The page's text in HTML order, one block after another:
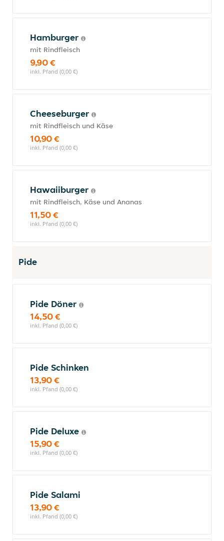
Hamburger
mit Rindfleisch
9,90 €
inkl. Pfand (0,00 €)
Cheeseburger
mit Rindfleisch und Käse
10,90 €
inkl. Pfand (0,00 €)
Hawaiiburger
mit Rindfleisch, Käse und Ananas
11,50 €
inkl. Pfand (0,00 €)
Pide
Pide Döner
14,50 €
inkl. Pfand (0,00 €)
Pide Schinken
13,90 €
inkl. Pfand (0,00 €)
Pide Deluxe
15,90 €
inkl. Pfand (0,00 €)
Pide Salami
13,90 €
inkl. Pfand (0,00 €)